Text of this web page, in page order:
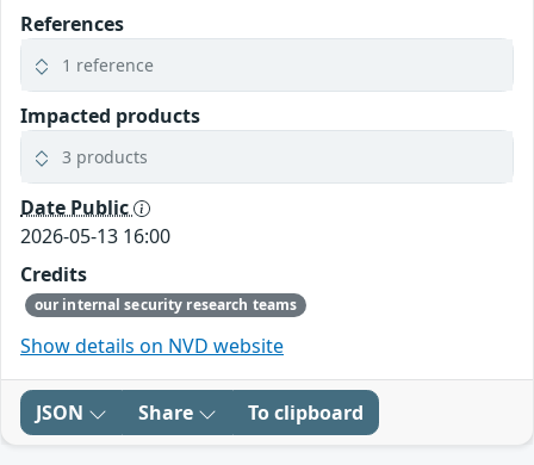
References
1 reference
Impacted products
3 products
Date Public
2026-05-13 16:00
Credits
our internal security research teams
Show details on NVD website
JSON Share To clipboard